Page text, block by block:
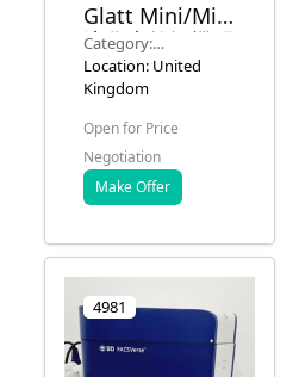
Glatt Mini/Midi
流化床乾燥機配
備 Solo 隔離系
統
Category:
Pharmaceutical
Processing (Mixers,
Location: United
Kingdom
Open for Price
Negotiation
Make Offer
4981